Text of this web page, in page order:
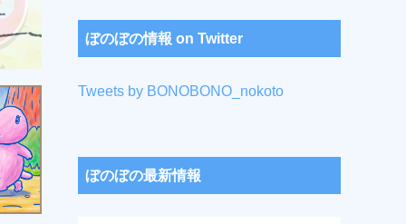
ぼのぼの情報 on Twitter
Tweets by BONOBONO_nokoto
ぼのぼの最新情報